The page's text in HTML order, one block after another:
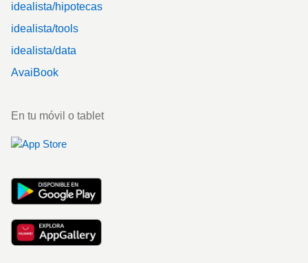
idealista/hipotecas
idealista/tools
idealista/data
AvaiBook
En tu móvil o tablet